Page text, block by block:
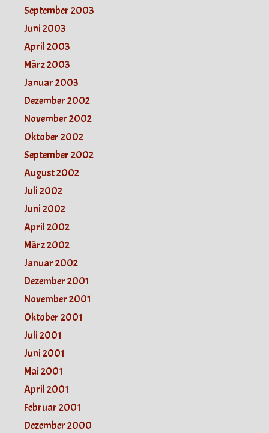
September 2003
Juni 2003
April 2003
März 2003
Januar 2003
Dezember 2002
November 2002
Oktober 2002
September 2002
August 2002
Juli 2002
Juni 2002
April 2002
März 2002
Januar 2002
Dezember 2001
November 2001
Oktober 2001
Juli 2001
Juni 2001
Mai 2001
April 2001
Februar 2001
Dezember 2000